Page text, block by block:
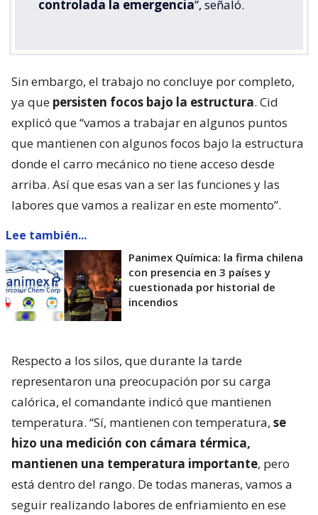
controlada la emergencia”, señaló.
Sin embargo, el trabajo no concluye por completo,
ya que persisten focos bajo la estructura. Cid
explicó que “vamos a trabajar en algunos puntos
que mantienen con algunos focos bajo la estructura
donde el carro mecánico no tiene acceso desde
arriba. Así que esas van a ser las funciones y las
labores que vamos a realizar en este momento”.
Lee también...
Panimex Química: la firma chilena
con presencia en 3 países y
cuestionada por historial de
incendios
Respecto a los silos, que durante la tarde
representaron una preocupación por su carga
calórica, el comandante indicó que mantienen
temperatura. “Sí, mantienen con temperatura, se
hizo una medición con cámara térmica,
mantienen una temperatura importante, pero
está dentro del rango. De todas maneras, vamos a
seguir realizando labores de enfriamiento en ese